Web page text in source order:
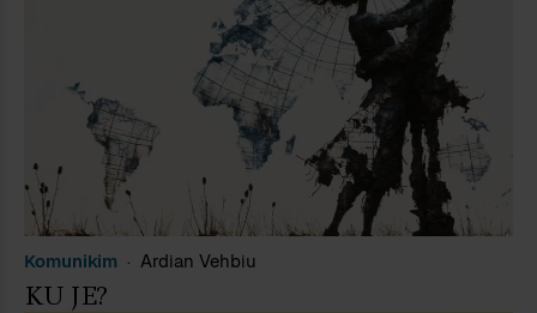
Komunikim Ardian Vehbiu
KU JE?